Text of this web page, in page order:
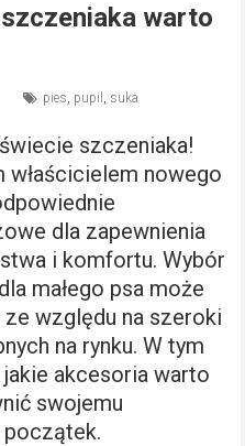
warto
pies, pupil , suka
szczeniaka!
nowego
dla zapewnienia
i komfortu. Wybór
małego psa może
względu na szeroki
na rynku. W tym
akcesoria warto
swojemu
początek.